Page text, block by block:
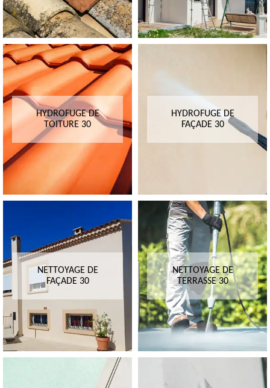
HYDROFUGE DE
TOITURE 30
HYDROFUGE DE
FAÇADE 30
NETTOYAGE DE
FAÇADE 30
NETTOYAGE DE
TERRASSE 30